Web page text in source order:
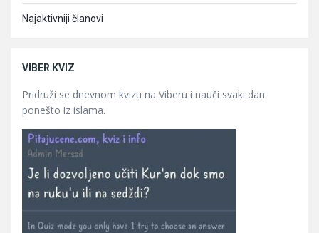
Najaktivniji članovi
VIBER KVIZ
Pridruži se dnevnom kvizu na Viberu i nauči svaki dan
ponešto iz islama.